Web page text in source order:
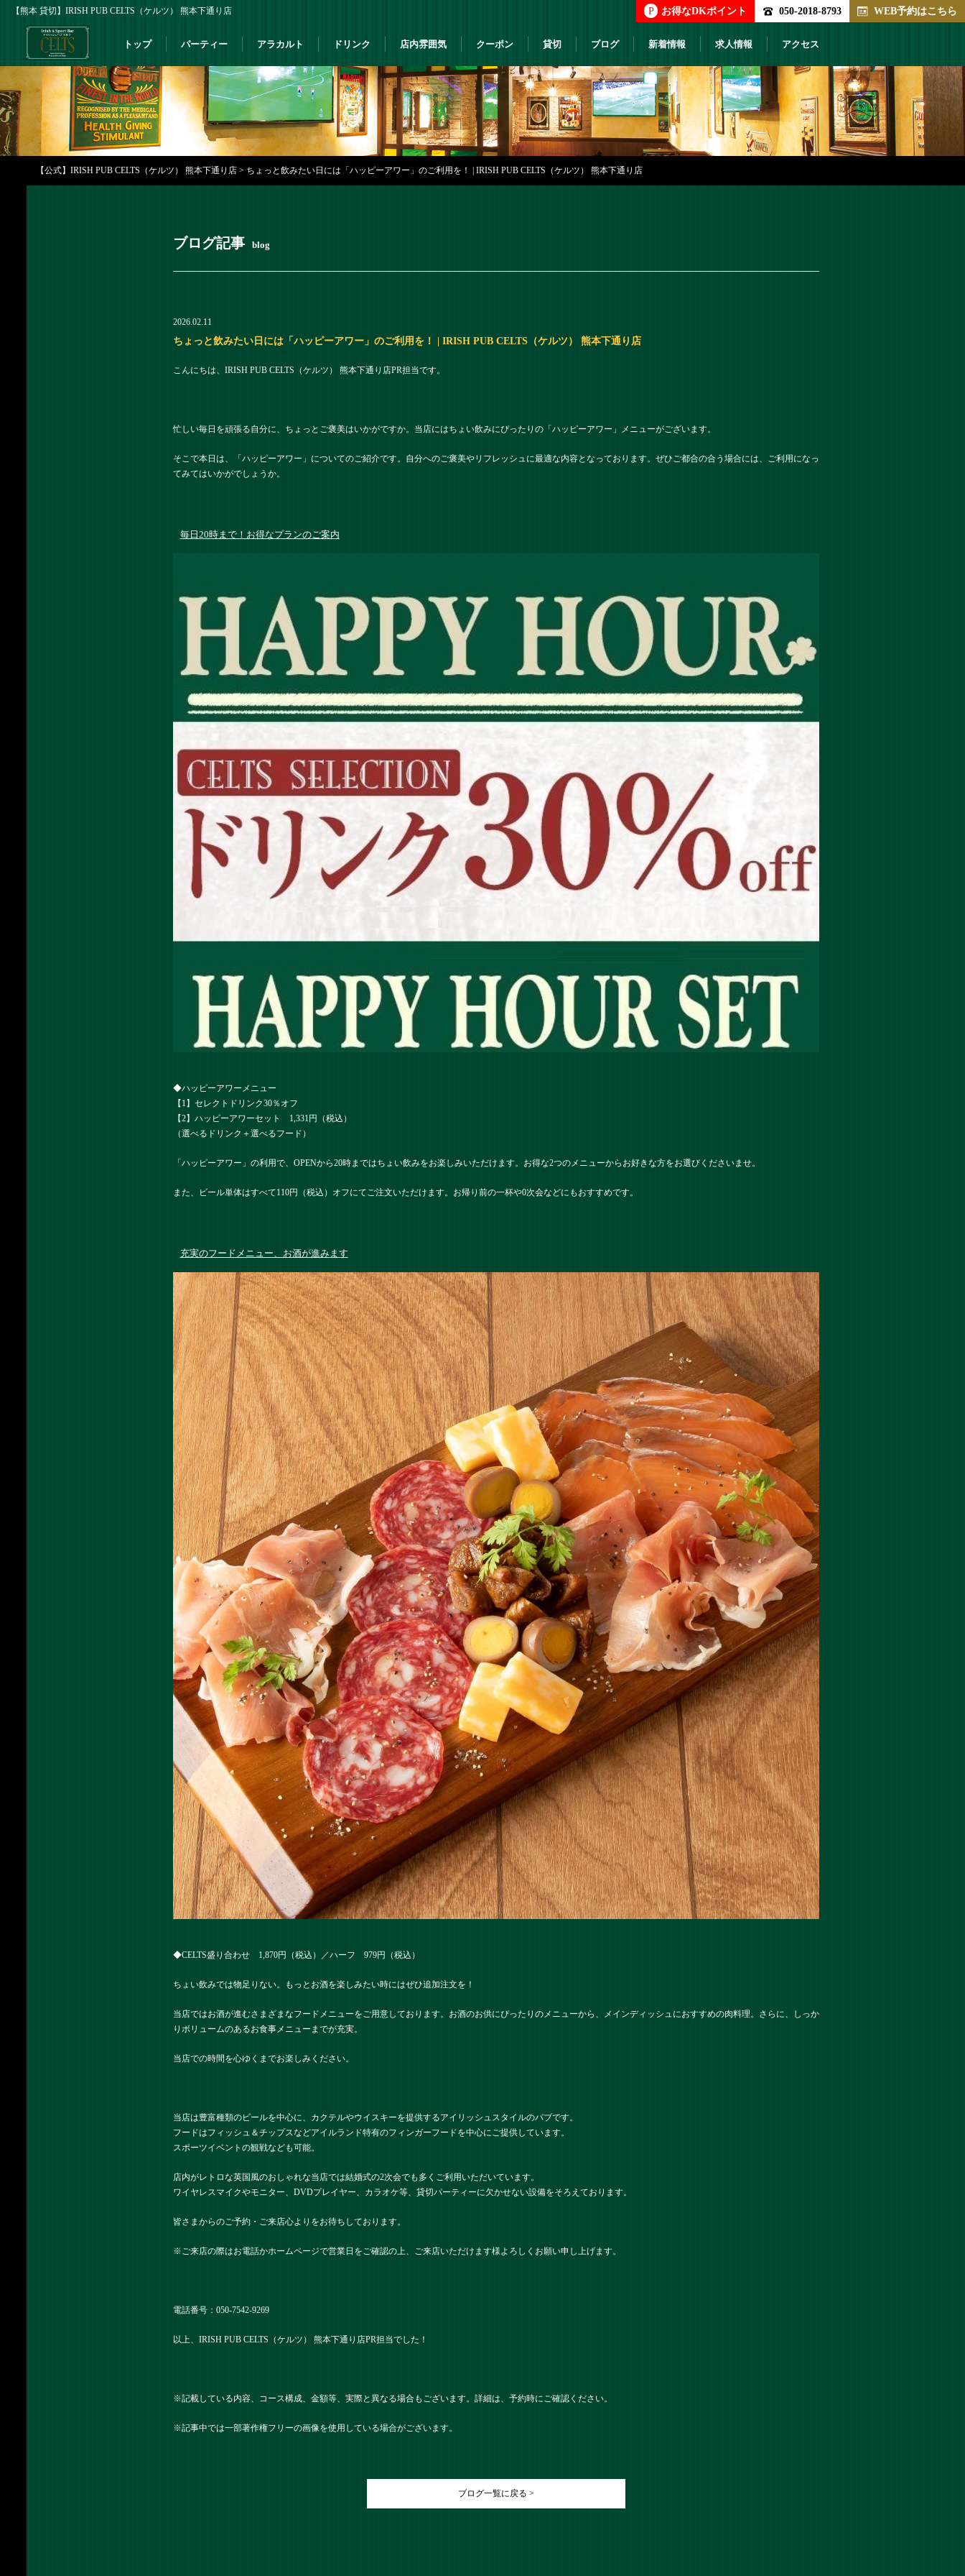
【熊本 貸切】IRISH PUB CELTS（ケルツ） 熊本下通り店 P お得なDKポイント 050-2018-8793 WEB予約はこちら
トップ パーティー アラカルト ドリンク 店内雰囲気 クーポン 貸切 ブログ 新着情報 求人情報 アクセス
【公式】IRISH PUB CELTS（ケルツ） 熊本下通り店 > ちょっと飲みたい日には「ハッピーアワー」のご利用を！ | IRISH PUB CELTS（ケルツ） 熊本下通り店
ブログ記事 blog
2026.02.11
ちょっと飲みたい日には「ハッピーアワー」のご利用を！ | IRISH PUB CELTS（ケルツ） 熊本下通り店
こんにちは、IRISH PUB CELTS（ケルツ） 熊本下通り店PR担当です。
忙しい毎日を頑張る自分に、ちょっとご褒美はいかがですか。当店にはちょい飲みにぴったりの「ハッピーアワー」メニューがございます。
そこで本日は、「ハッピーアワー」についてのご紹介です。自分へのご褒美やリフレッシュに最適な内容となっております。ぜひご都合の合う場合には、ご利用になっ
てみてはいかがでしょうか。
毎日20時まで！お得なプランのご案内
◆ハッピーアワーメニュー
【1】セレクトドリンク30％オフ
【2】ハッピーアワーセット 1,331円（税込）
（選べるドリンク＋選べるフード）
「ハッピーアワー」の利用で、OPENから20時まではちょい飲みをお楽しみいただけます。お得な2つのメニューからお好きな方をお選びくださいませ。
また、ビール単体はすべて110円（税込）オフにてご注文いただけます。お帰り前の一杯や0次会などにもおすすめです。
充実のフードメニュー、お酒が進みます
◆CELTS盛り合わせ 1,870円（税込）／ハーフ 979円（税込）
ちょい飲みでは物足りない。もっとお酒を楽しみたい時にはぜひ追加注文を！
当店ではお酒が進むさまざまなフードメニューをご用意しております。お酒のお供にぴったりのメニューから、メインディッシュにおすすめの肉料理。さらに、しっか
りボリュームのあるお食事メニューまでが充実。
当店での時間を心ゆくまでお楽しみください。
当店は豊富種類のビールを中心に、カクテルやウイスキーを提供するアイリッシュスタイルのパブです。
フードはフィッシュ＆チップスなどアイルランド特有のフィンガーフードを中心にご提供しています。
スポーツイベントの観戦なども可能。
店内がレトロな英国風のおしゃれな当店では結婚式の2次会でも多くご利用いただいています。
ワイヤレスマイクやモニター、DVDプレイヤー、カラオケ等、貸切パーティーに欠かせない設備をそろえております。
皆さまからのご予約・ご来店心よりをお待ちしております。
※ご来店の際はお電話かホームページで営業日をご確認の上、ご来店いただけます様よろしくお願い申し上げます。
電話番号： 050-7542-9269
以上、IRISH PUB CELTS（ケルツ） 熊本下通り店PR担当でした！
※記載している内容、コース構成、金額等、実際と異なる場合もございます。詳細は、予約時にご確認ください。
※記事中では一部著作権フリーの画像を使用している場合がございます。
ブログ一覧に戻る >